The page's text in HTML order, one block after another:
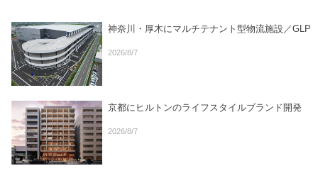
神奈川・厚木にマルチテナント型物流施設／GLP
2026/8/7
京都にヒルトンのライフスタイルブランド開発
2026/8/7